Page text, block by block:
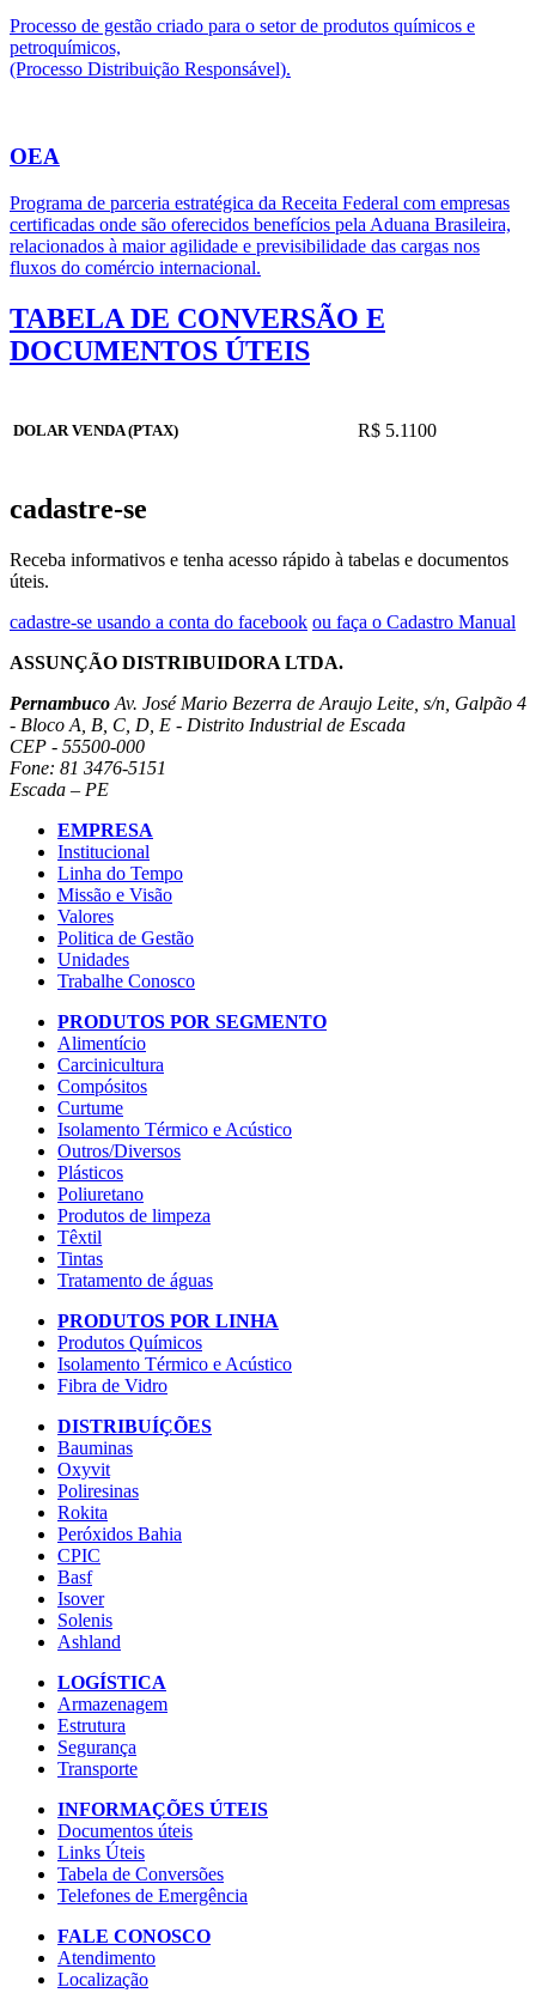
Processo de gestão criado para o setor de produtos químicos e
petroquímicos,
(Processo Distribuição Responsável).
OEA
Programa de parceria estratégica da Receita Federal com empresas
certificadas onde são oferecidos benefícios pela Aduana Brasileira,
relacionados à maior agilidade e previsibilidade das cargas nos
fluxos do comércio internacional.
TABELA DE CONVERSÃO E
DOCUMENTOS ÚTEIS
DOLAR VENDA (PTAX) R$ 5.1100
cadastre-se
Receba informativos e tenha acesso rápido à tabelas e documentos
úteis.
cadastre-se usando a conta do facebook ou faça o Cadastro Manual
ASSUNÇÃO DISTRIBUIDORA LTDA.
Pernambuco Av. José Mario Bezerra de Araujo Leite, s/n, Galpão 4
- Bloco A, B, C, D, E - Distrito Industrial de Escada
CEP - 55500-000
Fone: 81 3476-5151
Escada – PE
EMPRESA
Institucional
Linha do Tempo
Missão e Visão
Valores
Politica de Gestão
Unidades
Trabalhe Conosco
PRODUTOS POR SEGMENTO
Alimentício
Carcinicultura
Compósitos
Curtume
Isolamento Térmico e Acústico
Outros/Diversos
Plásticos
Poliuretano
Produtos de limpeza
Têxtil
Tintas
Tratamento de águas
PRODUTOS POR LINHA
Produtos Químicos
Isolamento Térmico e Acústico
Fibra de Vidro
DISTRIBUÍÇÕES
Bauminas
Oxyvit
Poliresinas
Rokita
Peróxidos Bahia
CPIC
Basf
Isover
Solenis
Ashland
LOGÍSTICA
Armazenagem
Estrutura
Segurança
Transporte
INFORMAÇÕES ÚTEIS
Documentos úteis
Links Úteis
Tabela de Conversões
Telefones de Emergência
FALE CONOSCO
Atendimento
Localização